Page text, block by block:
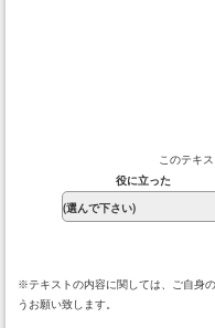
このテキ
役に立った
※テキストの内容に関しては、ご自身
うお願い致します。